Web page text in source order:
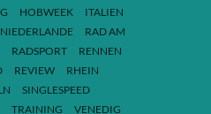
HOBWEEK
ITALIEN
NIEDERLANDE
RAD AM
RADSPORT
RENNEN
REVIEW
RHEIN
SINGLESPEED
TRAINING VENEDIG